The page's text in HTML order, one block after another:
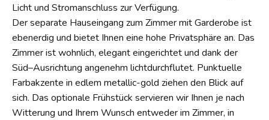
Licht und Stromanschluss zur Verfügung.
Der separate Hauseingang zum Zimmer mit Garderobe ist
ebenerdig und bietet Ihnen eine hohe Privatsphäre an. Das
Zimmer ist wohnlich, elegant eingerichtet und dank der
Süd–Ausrichtung angenehm lichtdurchflutet. Punktuelle
Farbakzente in edlem metallic-gold ziehen den Blick auf
sich. Das optionale Frühstück servieren wir Ihnen je nach
Witterung und Ihrem Wunsch entweder im Zimmer, in